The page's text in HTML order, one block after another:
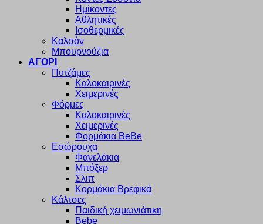
Ημίκοντες
Αθλητικές
Ισοθερμικές
Καλσόν
Μπουρνούζια
ΑΓΟΡΙ
Πυτζάμες
Καλοκαιρινές
Χειμερινές
Φόρμες
Καλοκαιρινές
Χειμερινές
Φορμάκια BeBe
Εσώρουχα
Φανελάκια
Μπόξερ
Σλιπ
Κορμάκια Βρεφικά
Κάλτσες
Παιδική χειμωνιάτικη
Bebe